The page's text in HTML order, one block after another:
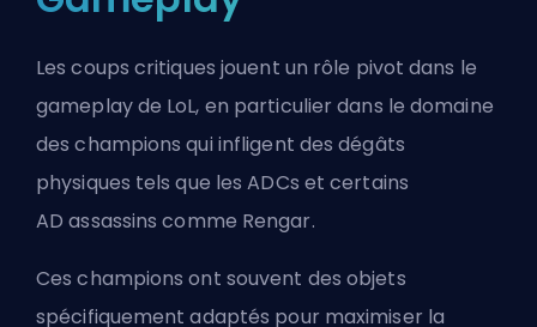
Les coups critiques jouent un rôle pivot dans le
gameplay de LoL, en particulier dans le domaine
des champions qui infligent des dégâts
physiques tels que lesADCs et certains
ADassassins comme Rengar.
Ces champions ont souvent des objets
spécifiquement adaptés pour maximiser la